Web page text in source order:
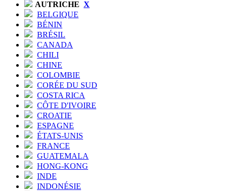
AUTRICHE X
BELGIQUE
BÉNIN
BRÉSIL
CANADA
CHILI
CHINE
COLOMBIE
CORÉE DU SUD
COSTA RICA
CÔTE D'IVOIRE
CROATIE
ESPAGNE
ÉTATS-UNIS
FRANCE
GUATEMALA
HONG-KONG
INDE
INDONÉSIE